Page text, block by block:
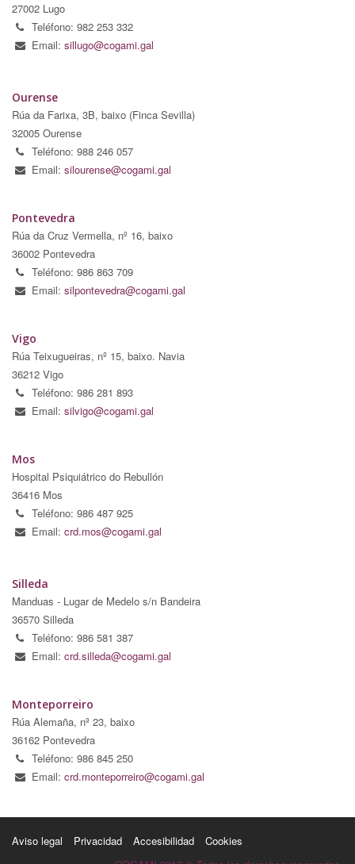
27002 Lugo
Teléfono: 982 253 332
Email: sillugo@cogami.gal
Ourense
Rúa da Farixa, 3B, baixo (Finca Sevilla)
32005 Ourense
Teléfono: 988 246 057
Email: silourense@cogami.gal
Pontevedra
Rúa da Cruz Vermella, nº 16, baixo
36002 Pontevedra
Teléfono: 986 863 709
Email: silpontevedra@cogami.gal
Vigo
Rúa Teixugueiras, nº 15, baixo. Navia
36212 Vigo
Teléfono: 986 281 893
Email: silvigo@cogami.gal
Mos
Hospital Psiquiátrico do Rebullón
36416 Mos
Teléfono: 986 487 925
Email: crd.mos@cogami.gal
Silleda
Manduas - Lugar de Medelo s/n Bandeira
36570 Silleda
Teléfono: 986 581 387
Email: crd.silleda@cogami.gal
Monteporreiro
Rúa Alemaña, nº 23, baixo
36162 Pontevedra
Teléfono: 986 845 250
Email: crd.monteporreiro@cogami.gal
Aviso legal Privacidad Accesibilidad
Cookies